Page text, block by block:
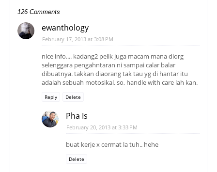
126 Comments
ewanthology
February 17, 2013 at 3:08 PM
nice info.... kadang2 pelik juga macam mana diorg
selenggara pengahntaran ni sampai calar balar
dibuatnya. takkan diaorang tak tau yg di hantar itu
adalah sebuah motosikal. so, handle with care lah kan.
Reply Delete
Pha Is
February 20, 2013 at 3:33 PM
buat kerje x cermat la tuh.. hehe
Delete